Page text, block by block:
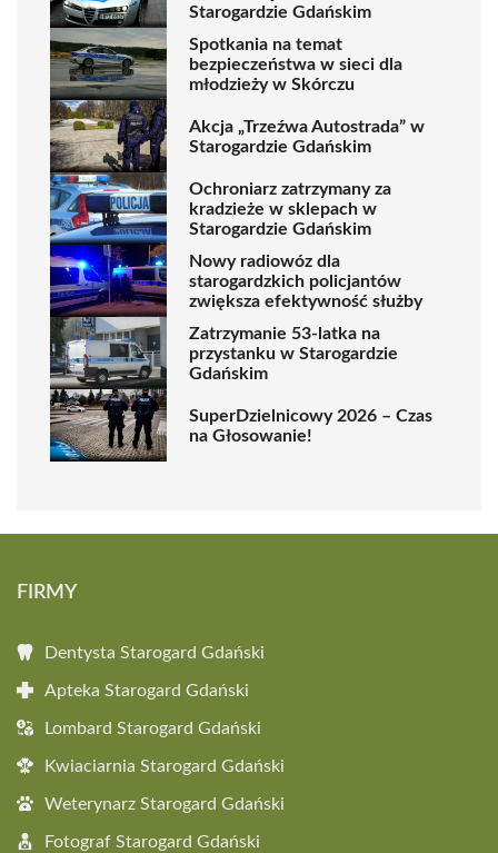
Starogardzie Gdańskim
Spotkania na temat
bezpieczeństwa w sieci dla
młodzieży w Skórczu
Akcja „Trzeźwa Autostrada” w
Starogardzie Gdańskim
Ochroniarz zatrzymany za
kradzieże w sklepach w
Starogardzie Gdańskim
Nowy radiowóz dla
starogardzkich policjantów
zwiększa efektywność służby
Zatrzymanie 53-latka na
przystanku w Starogardzie
Gdańskim
SuperDzielnicowy 2026 – Czas
na Głosowanie!
FIRMY
Dentysta Starogard Gdański
Apteka Starogard Gdański
Lombard Starogard Gdański
Kwiaciarnia Starogard Gdański
Weterynarz Starogard Gdański
Fotograf Starogard Gdański